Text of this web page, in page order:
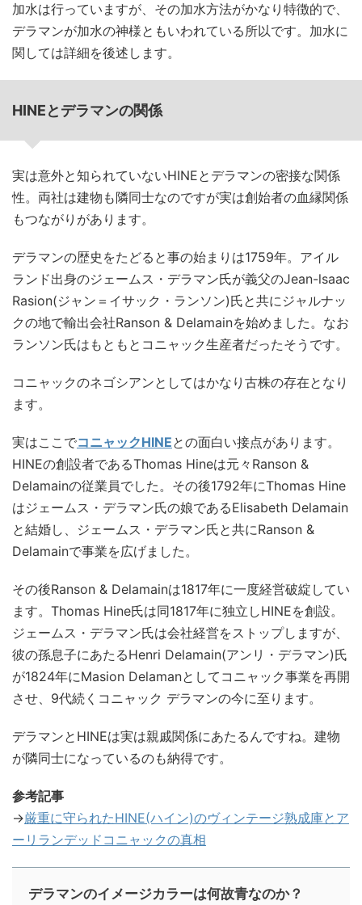
加水は行っていますが、その加水方法がかなり特徴的で、
デラマンが加水の神様ともいわれている所以です。加水に
関しては詳細を後述します。
HINEとデラマンの関係
実は意外と知られていないHINEとデラマンの密接な関係
性。両社は建物も隣同士なのですが実は創始者の血縁関係
もつながりがあります。
デラマンの歴史をたどると事の始まりは1759年。アイル
ランド出身のジェームス・デラマン氏が義父のJean-lsaac
Rasion(ジャン＝イサック・ランソン)氏と共にジャルナッ
クの地で輸出会社Ranson & Delamainを始めました。なお
ランソン氏はもともとコニャック生産者だったそうです。
コニャックのネゴシアンとしてはかなり古株の存在となり
ます。
実はここでコニャックHINEとの面白い接点があります。
HINEの創設者であるThomas Hineは元々Ranson &
Delamainの従業員でした。その後1792年にThomas Hine
はジェームス・デラマン氏の娘であるElisabeth Delamain
と結婚し、ジェームス・デラマン氏と共にRanson &
Delamainで事業を広げました。
その後Ranson & Delamainは1817年に一度経営破綻してい
ます。Thomas Hine氏は同1817年に独立しHINEを創設。
ジェームス・デラマン氏は会社経営をストップしますが、
彼の孫息子にあたるHenri Delamain(アンリ・デラマン)氏
が1824年にMasion Delamanとしてコニャック事業を再開
させ、9代続くコニャック デラマンの今に至ります。
デラマンとHINEは実は親戚関係にあたるんですね。建物
が隣同士になっているのも納得です。
参考記事
→厳重に守られたHINE(ハイン)のヴィンテージ熟成庫とア
ーリランデッドコニャックの真相
デラマンのイメージカラーは何故青なのか？